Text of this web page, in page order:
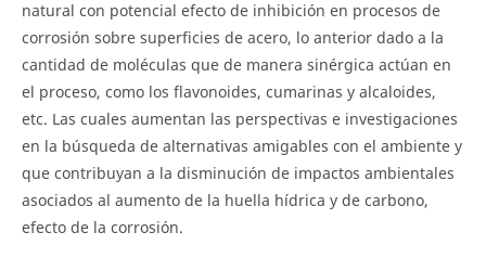
natural con potencial efecto de inhibición en procesos de
corrosión sobre superficies de acero, lo anterior dado a la
cantidad de moléculas que de manera sinérgica actúan en
el proceso, como los flavonoides, cumarinas y alcaloides,
etc. Las cuales aumentan las perspectivas e investigaciones
en la búsqueda de alternativas amigables con el ambiente y
que contribuyan a la disminución de impactos ambientales
asociados al aumento de la huella hídrica y de carbono,
efecto de la corrosión.